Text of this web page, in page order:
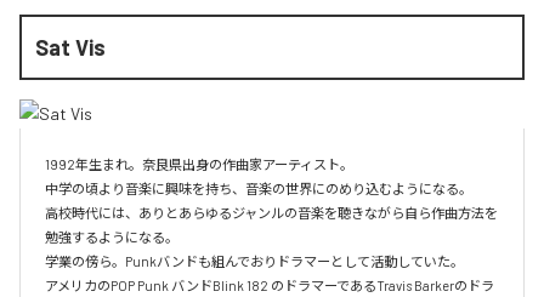
Sat Vis
1992年生まれ。奈良県出身の作曲家アーティスト。
中学の頃より音楽に興味を持ち、音楽の世界にのめり込むようになる。
高校時代には、ありとあらゆるジャンルの音楽を聴きながら自ら作曲方法を
勉強するようになる。
学業の傍ら。Punkバンドも組んでおりドラマーとして活動していた。
アメリカのPOP Punk バンドBlink 182 のドラマーであるTravis Barkerのドラ